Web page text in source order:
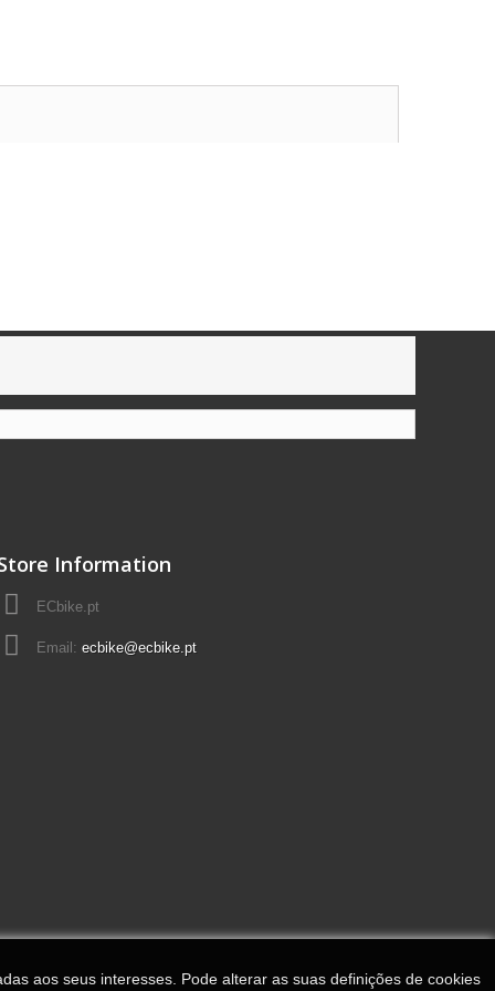
Information
ECbike.pt
Email: ecbike@ecbike.pt
aos seus interesses. Pode alterar as suas definições de cookies